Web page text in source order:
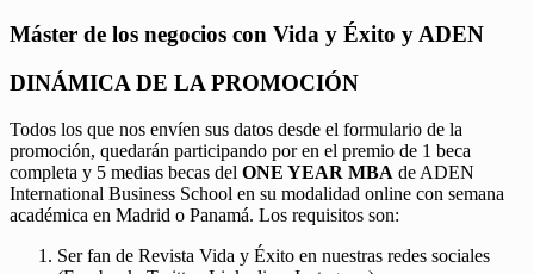
Máster de los negocios con Vida y Éxito y ADEN
DINÁMICA DE LA PROMOCIÓN
Todos los que nos envíen sus datos desde el formulario de la
promoción, quedarán participando por en el premio de 1 beca
completa y 5 medias becas del ONE YEAR MBA de ADEN
International Business School en su modalidad online con semana
académica en Madrid o Panamá. Los requisitos son:
Ser fan de Revista Vida y Éxito en nuestras redes sociales